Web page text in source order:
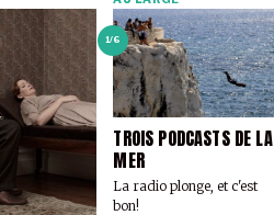
1/6
TROIS PODCASTS DE LA
MER
La radio plonge, et c'est
bon!